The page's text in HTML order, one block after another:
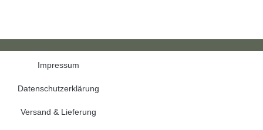
Impressum
Datenschutzerklärung
Versand & Lieferung